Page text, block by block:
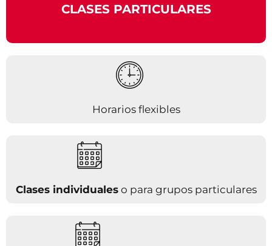
CLASES PARTICULARES
Horarios flexibles
Clases individualeso para grupos particulares